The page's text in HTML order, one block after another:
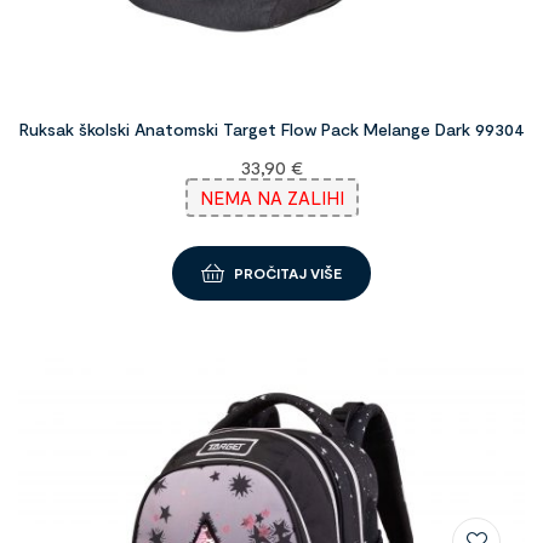
Ruksak školski Anatomski Target Flow Pack Melange Dark 99304
33,90 €
NEMA NA ZALIHI
PROČITAJ VIŠE